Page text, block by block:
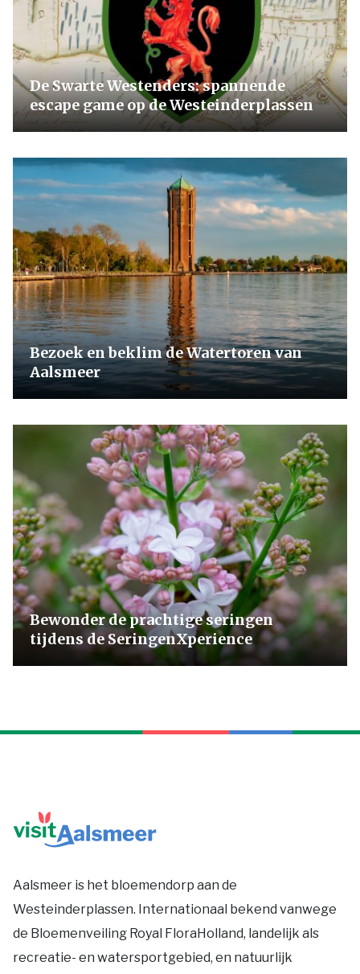
De Swarte Westenders: spannende
escape game op de Westeinderplassen
Bezoek en beklim de Watertoren van
Aalsmeer
Bewonder de prachtige seringen
tijdens de SeringenXperience
Aalsmeer is het bloemendorp aan de
Westeinderplassen. Internationaal bekend vanwege
de Bloemenveiling Royal FloraHolland, landelijk als
recreatie- en watersportgebied, en natuurlijk